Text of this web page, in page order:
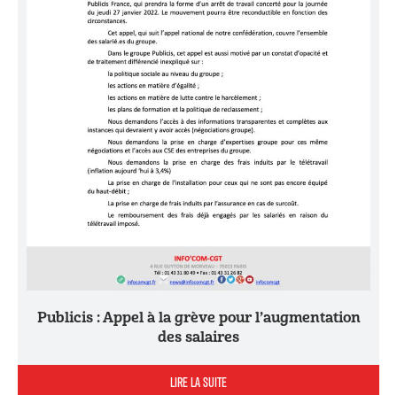
Publicis : Appel à la grève pour l’augmentation
des salaires
LIRE LA SUITE